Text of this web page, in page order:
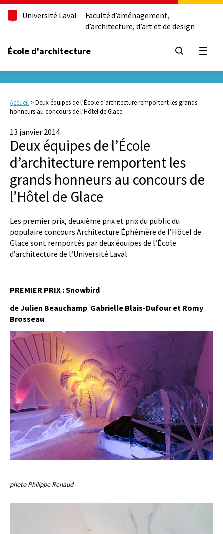
Université Laval
Faculté d’aménagement,
d’architecture, d’art et de design
École d'architecture
Accueil >Deux équipes de l’École d’architecture remportent les grands
honneurs au concours de l’Hôtel de Glace
13 janvier 2014
Deux équipes de l’École
d’architecture remportent les
grands honneurs au concours de
l’Hôtel de Glace
Les premier prix, deuxième prix et prix du public du
populaire concours Architecture Éphémère de l’Hôtel de
Glace sont remportés par deux équipes de l’École
d’architecture de l’Université Laval
PREMIER PRIX : Snowbird
de Julien Beauchamp Gabrielle Blais-Dufour et Romy
Brosseau
photo Philippe Renaud